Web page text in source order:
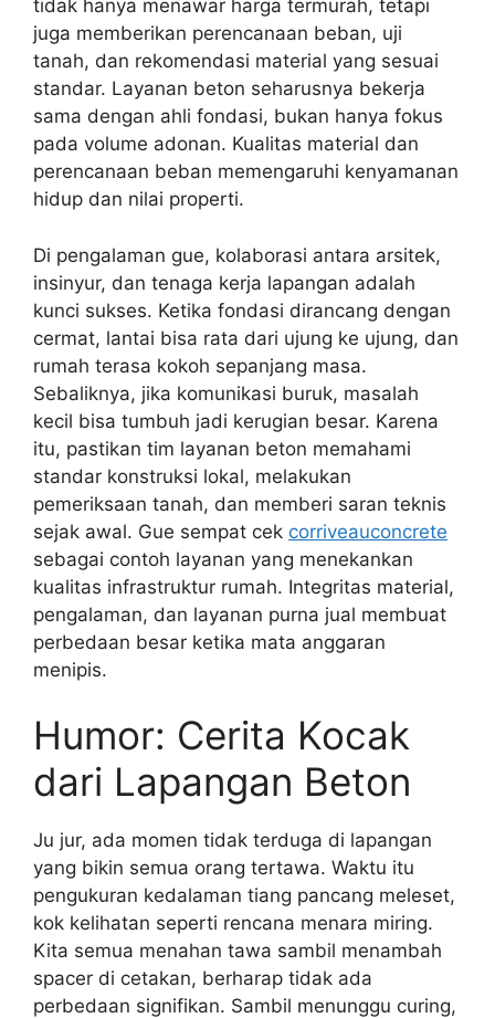
tidak hanya menawar harga termurah, tetapi
juga memberikan perencanaan beban, uji
tanah, dan rekomendasi material yang sesuai
standar. Layanan beton seharusnya bekerja
sama dengan ahli fondasi, bukan hanya fokus
pada volume adonan. Kualitas material dan
perencanaan beban memengaruhi kenyamanan
hidup dan nilai properti.
Di pengalaman gue, kolaborasi antara arsitek,
insinyur, dan tenaga kerja lapangan adalah
kunci sukses. Ketika fondasi dirancang dengan
cermat, lantai bisa rata dari ujung ke ujung, dan
rumah terasa kokoh sepanjang masa.
Sebaliknya, jika komunikasi buruk, masalah
kecil bisa tumbuh jadi kerugian besar. Karena
itu, pastikan tim layanan beton memahami
standar konstruksi lokal, melakukan
pemeriksaan tanah, dan memberi saran teknis
sejak awal. Gue sempat cek corriveauconcrete
sebagai contoh layanan yang menekankan
kualitas infrastruktur rumah. Integritas material,
pengalaman, dan layanan purna jual membuat
perbedaan besar ketika mata anggaran
menipis.
Humor: Cerita Kocak
dari Lapangan Beton
Ju jur, ada momen tidak terduga di lapangan
yang bikin semua orang tertawa. Waktu itu
pengukuran kedalaman tiang pancang meleset,
kok kelihatan seperti rencana menara miring.
Kita semua menahan tawa sambil menambah
spacer di cetakan, berharap tidak ada
perbedaan signifikan. Sambil menunggu curing,